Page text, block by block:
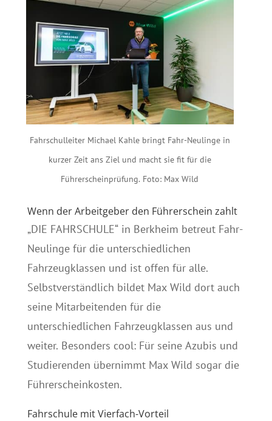
Fahrschulleiter Michael Kahle bringt Fahr-Neulinge in
kurzer Zeit ans Ziel und macht sie fit für die
Führerscheinprüfung. Foto: Max Wild
Wenn der Arbeitgeber den Führerschein zahlt
„DIE FAHRSCHULE“ in Berkheim betreut Fahr-
Neulinge für die unterschiedlichen
Fahrzeugklassen und ist offen für alle.
Selbstverständlich bildet Max Wild dort auch
seine Mitarbeitenden für die
unterschiedlichen Fahrzeugklassen aus und
weiter. Besonders cool: Für seine Azubis und
Studierenden übernimmt Max Wild sogar die
Führerscheinkosten.
Fahrschule mit Vierfach-Vorteil